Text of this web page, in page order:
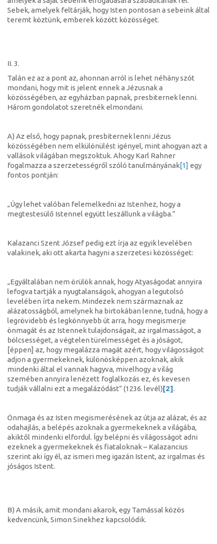
Sebek, amelyek feltárják, hogy Isten pontosan a sebeink által
teremt köztünk, emberek között közösséget.
II. 3.
Talán ez az a pont az, ahonnan arról is lehet néhány szót
mondani, hogy mit is jelent ennek a Jézusnak a
közösségében, az egyházban papnak, presbiternek lenni.
Három gondolatot szeretnék elmondani.
A) Az első, hogy papnak, presbiternek lenni Jézus
közösségében nem elkülönülést igényel, mint ahogyan azt a
vallások világában megszoktuk. Ahogy Karl Rahner
fogalmazza a szerzetességről szóló tanulmányának[1] egy
fontos pontján:
„Úgy lehet valóban felemelkedni az Istenhez, hogy a
megtestesülő Istennel együtt leszállunk a világba.”
Kalazanci Szent József pedig ezt írja az egyik levelében
valakinek, aki ott akarta hagyni a szerzetesi közösséget:
„Egyáltalában nem örülök annak, hogy Atyaságodat annyira
lefogva tartják a nyugtalanságok, ahogyan a legutolsó
levelében írta nekem. Mindezek nem származnak az
alázatosságból, amelynek ha birtokában lenne, tudná, hogy a
legrövidebb és legkönnyebb út arra, hogy megismerje
önmagát és az Istennek tulajdonságait, az irgalmasságot, a
bölcsességet, a végtelen türelmességet és a jóságot,
[éppen] az, hogy megalázza magát azért, hogy világosságot
adjon a gyermekeknek, különösképpen azoknak, akik
mindenki által el vannak hagyva, mivelhogy a világ
szemében annyira lenézett foglalkozás ez, és kevesen
tudják vállalni ezt a megalázódást” (1236. levél)[2].
Önmaga és az Isten megismerésének az útja az alázat, és az
odahajlás, a belépés azoknak a gyermekeknek a világába,
akiktől mindenki elfordul. Így belépni és világosságot adni
ezeknek a gyermekeknek és fiataloknak – Kalazancius
szerint aki így él, az ismeri meg igazán Istent, az irgalmas és
jóságos Istent.
B) A másik, amit mondani akarok, egy Tamással közös
kedvencünk, Simon Sinekhez kapcsolódik.